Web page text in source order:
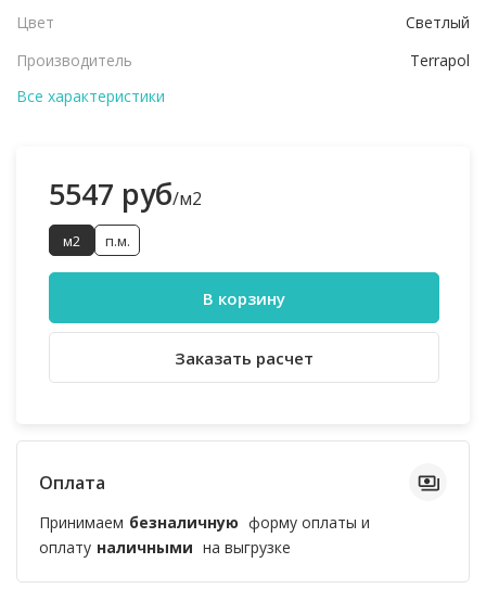
Цвет
Светлый
Производитель
Terrapol
Все характеристики
5547 руб/м2
м2 п.м.
В корзину
Заказать расчет
Оплата
Принимаем безналичную форму оплаты и
оплату наличными на выгрузке